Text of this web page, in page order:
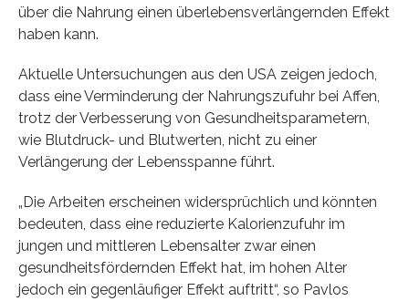
über die Nahrung einen überlebensverlängernden Effekt
haben kann.
Aktuelle Untersuchungen aus den USA zeigen jedoch,
dass eine Verminderung der Nahrungszufuhr bei Affen,
trotz der Verbesserung von Gesundheitsparametern,
wie Blutdruck- und Blutwerten, nicht zu einer
Verlängerung der Lebensspanne führt.
„Die Arbeiten erscheinen widersprüchlich und könnten
bedeuten, dass eine reduzierte Kalorienzufuhr im
jungen und mittleren Lebensalter zwar einen
gesundheitsfördernden Effekt hat, im hohen Alter
jedoch ein gegenläufiger Effekt auftritt“, so Pavlos